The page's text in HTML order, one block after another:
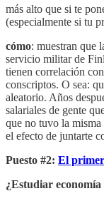
más alto que si te
(especialmente si tu
cómo: muestran que
servicio militar de
tienen correlación
conscriptos. O sea:
aleatorio. Años
salariales de gente
que no tuvo la misma
el efecto de juntarte
Puesto #2: El
¿Estudiar economía